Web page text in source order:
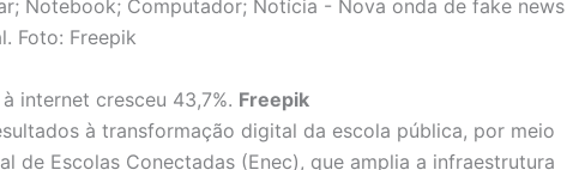
internet cresceu 43,7%. Freepik
à transformação digital da escola pública, por meio
de Escolas Conectadas (Enec), que amplia a infraestrutura